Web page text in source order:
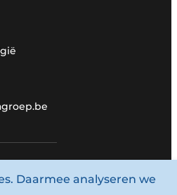
Daarmee analyseren we